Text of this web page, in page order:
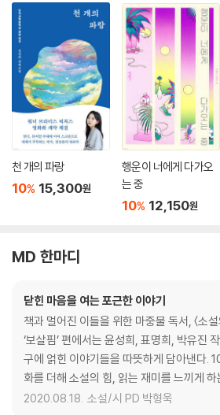
천 개의 파랑
10% 15,300원
행운이 너에게 다가오
는 중
10% 12,150원
MD 한마디
닫힌 마음을 여는 포근한 이야기
책과 멀어진 이들을 위한 마중물 독서, 〈소
‘보살핌’ 편에서는 윤성희, 표명희, 박유진
구에 얽힌 이야기들을 따뜻하게 담아낸다.
화를 더해 소설의 힘, 읽는 재미를 느끼게 하
2020.08.18. 소설/시 PD 박형욱